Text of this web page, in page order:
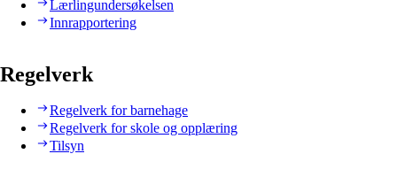
Lærlingundersøkelsen
Innrapportering
Regelverk
Regelverk for barnehage
Regelverk for skole og opplæring
Tilsyn